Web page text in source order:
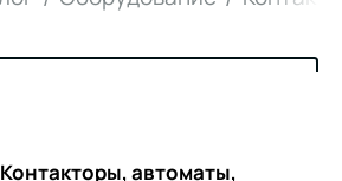
автоматы,